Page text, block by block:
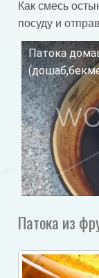
Как смесь
посуду и
Патока
Смотрите это
Патока из